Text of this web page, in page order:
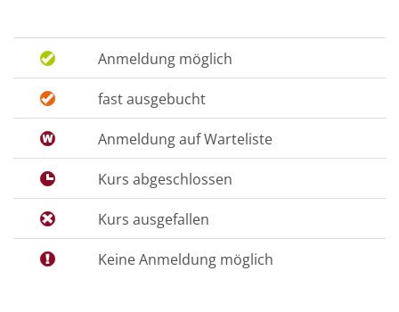
Anmeldung möglich
fast ausgebucht
Anmeldung auf Warteliste
Kurs abgeschlossen
Kurs ausgefallen
Keine Anmeldung möglich